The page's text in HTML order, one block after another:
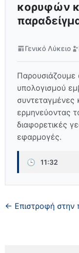
κορυφών
Γενικό Λύκειο
Παρουσιάζουμε
υπολογισμού
ερμηνεύοντας
διαφορετικές
εφαρμογές.
🕒 11:32
← Επιστροφή στην